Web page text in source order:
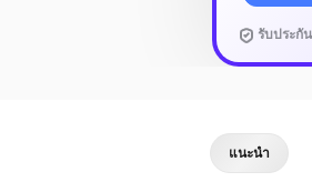
รับประกั
แนะนำ